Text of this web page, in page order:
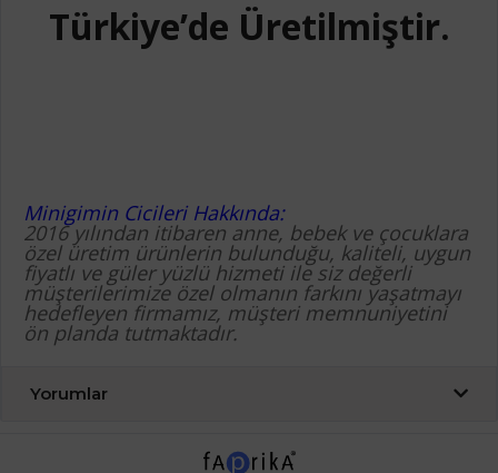
Türkiye’de Üretilmiştir.
Minigimin Cicileri Hakkında:
2016 yılından itibaren anne, bebek ve çocuklara
özel üretim ürünlerin bulunduğu, kaliteli, uygun
fiyatlı ve güler yüzlü hizmeti ile siz değerli
müşterilerimize özel olmanın farkını yaşatmayı
hedefleyen firmamız, müşteri memnuniyetini
ön planda tutmaktadır.
Yorumlar